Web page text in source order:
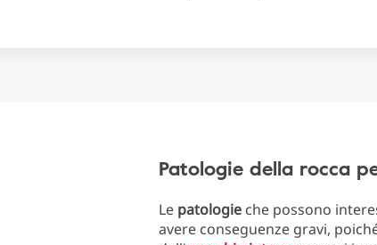
Patologie della rocca
Le patologie che possono
avere conseguenze gravi,